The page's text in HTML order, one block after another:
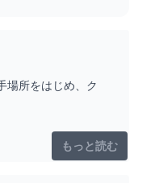
場所をはじめ、ク
もっと読む